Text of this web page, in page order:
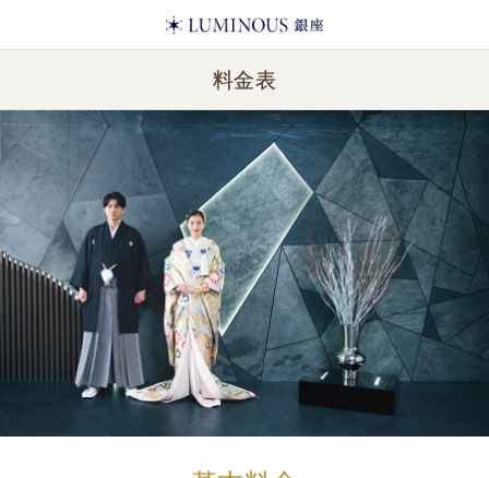
料金表